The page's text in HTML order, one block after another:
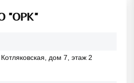
"ОРК"
дом 7, этаж 2